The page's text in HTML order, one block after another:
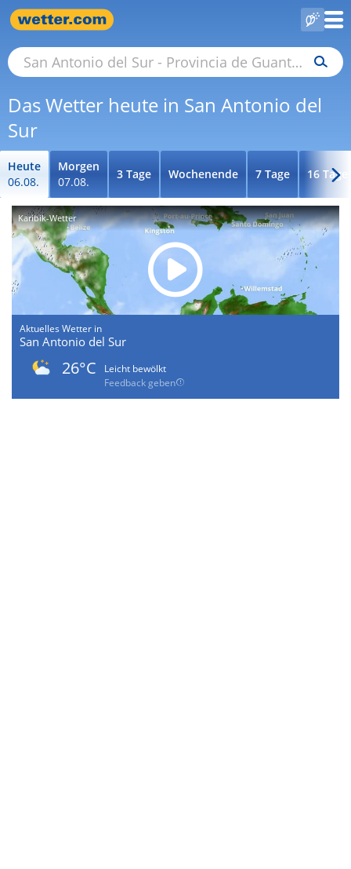
Das Wetter heute in San Antonio del
Sur
Heute
06.08.
Morgen
07.08.
3 Tage Wochenende 7 Tage 16 Tage
Karibik-Wetter
Aktuelles Wetter in
San Antonio del Sur
26°C
Leicht bewölkt
Feedback geben